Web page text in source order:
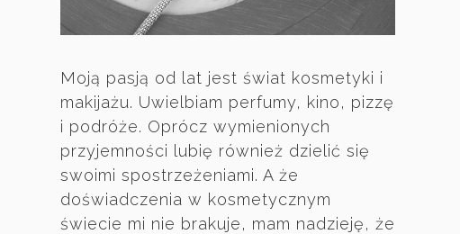
Moją pasją od lat jest świat kosmetyki i
makijażu. Uwielbiam perfumy, kino, pizzę
i podróże. Oprócz wymienionych
przyjemności lubię również dzielić się
swoimi spostrzeżeniami. A że
doświadczenia w kosmetycznym
świecie mi nie brakuje, mam nadzieję, że